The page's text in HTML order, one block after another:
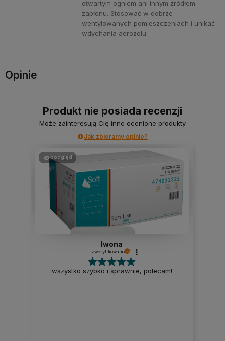
otwartym ogniem ani innym źródłem
zapłonu. Stosować w dobrze
wentylowanych pomieszczeniach i unikać
wdychania aerozolu.
Opinie
Produkt nie posiada recenzji
Może zainteresują Cię inne ocenione produkty
Jak zbieramy opinie?
podgląd
Iwona
zweryfikowano
wszystko szybko i sprawnie, polecam!